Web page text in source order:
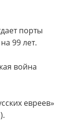
порты
99 лет.
война
евреев»